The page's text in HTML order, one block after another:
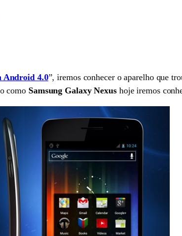
Android 4.0”, iremos conhecer o aparelho que
como Samsung Galaxy Nexushoje iremos